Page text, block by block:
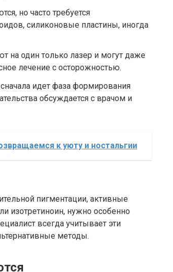
но часто требуется
силиконовые пластины, иногда
на один только лазер и могут даже
лечение с осторожностью.
идет фаза формирования
обсуждается с врачом и
к уюту и ностальгии
пигментации, активные
изотретиноин, нужно особенно
всегда учитывает эти
методы.